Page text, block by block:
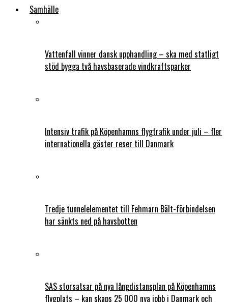
Samhälle
Vattenfall vinner dansk upphandling – ska med statligt
stöd bygga två havsbaserade vindkraftsparker
Intensiv trafik på Köpenhamns flygtrafik under juli – fler
internationella gäster reser till Danmark
Tredje tunnelelementet till Fehmarn Bält-förbindelsen
har sänkts ned på havsbotten
SAS storsatsar på nya långdistansplan på Köpenhamns
flygplats – kan skaps 25 000 nya jobb i Danmark och